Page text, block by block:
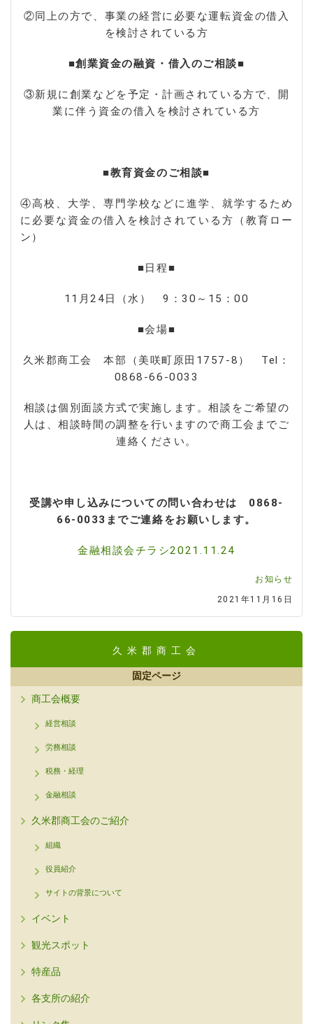
②同上の方で、事業の経営に必要な運転資金の借入
を検討されている方
■創業資金の融資・借入のご相談■
③新規に創業などを予定・計画されている方で、開
業に伴う資金の借入を検討されている方
■教育資金のご相談■
④高校、大学、専門学校などに進学、就学するため
に必要な資金の借入を検討されている方（教育ロー
ン）
■日程■
11月24日（水） 9：30～15：00
■会場■
久米郡商工会 本部（美咲町原田1757-8） Tel：
0868-66-0033
相談は個別面談方式で実施します。相談をご希望の
人は、相談時間の調整を行いますので商工会までご
連絡ください。
受講や申し込みについての問い合わせは 0868-
66-0033 までご連絡をお願いします。
金融相談会チラシ2021.11.24
お知らせ
2021年11月16日
久米郡商工会
固定ページ
商工会概要
経営相談
労務相談
税務・経理
金融相談
久米郡商工会のご紹介
組織
役員紹介
サイトの背景について
イベント
観光スポット
特産品
各支所の紹介